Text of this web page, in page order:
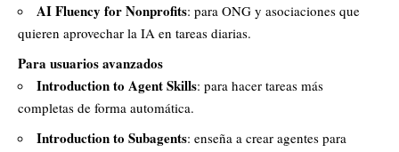
AI Fluency for Nonprofits: para ONG y asociaciones que
quieren aprovechar la IA en tareas diarias.
Para usuarios avanzados
Introduction to Agent Skills: para hacer tareas más
completas de forma automática.
Introduction to Subagents: enseña a crear agentes para